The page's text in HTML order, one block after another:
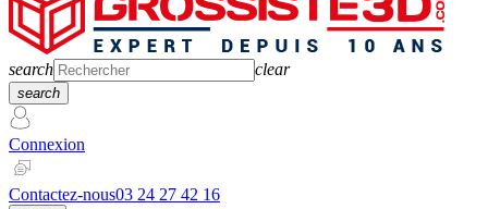
search clear
search
Connexion
Contactez-nous03 24 27 42 16